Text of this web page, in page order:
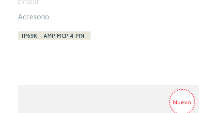
DY00011
Accesorio
IP69K AMP MCP 4 PIN